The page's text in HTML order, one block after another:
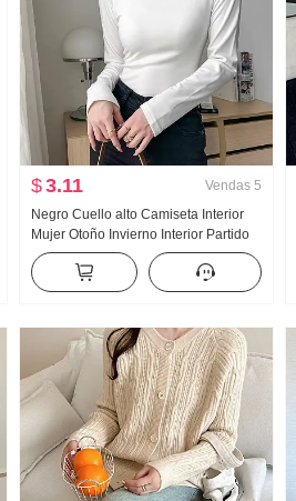
$3.11 Vendas 5
Negro Cuello alto Camiseta Interior
Mujer Otoño Invierno Interior Partido
2024 Nuevo Modal Ajustado Moda
Camiseta Top Estilo de pila Collar